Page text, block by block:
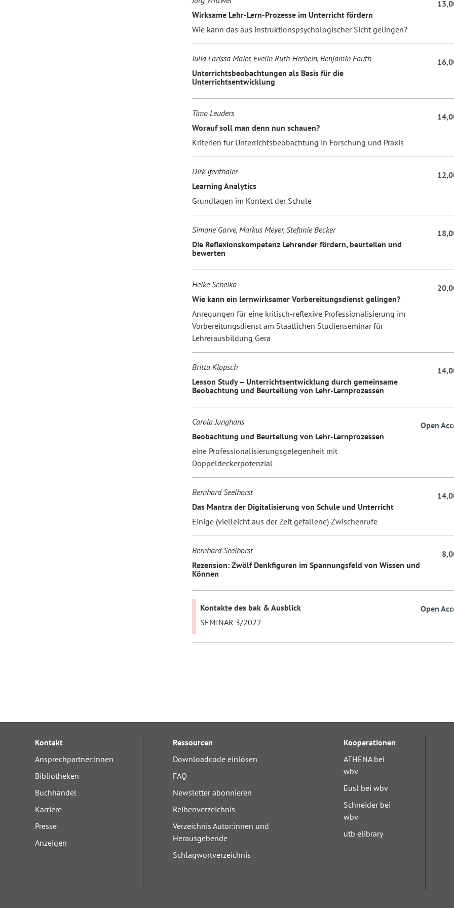
Wirksame Lehr-Lern-Prozesse im Unterricht fördern
Wie kann das aus instruktionspsychologischer Sicht gelingen?
Julia Larissa Maier, Evelin Ruth-Herbein, Benjamin Fauth
Unterrichtsbeobachtungen als Basis für die
Unterrichtsentwicklung
Timo Leuders
Worauf soll man denn nun schauen?
Kriterien für Unterrichtsbeobachtung in Forschung und Praxis
Dirk Ifenthaler
Learning Analytics
Grundlagen im Kontext der Schule
Simone Garve, Markus Meyer, Stefanie Becker
Die Reflexionskompetenz Lehrender fördern, beurteilen und
bewerten
Heike Scheika
Wie kann ein lernwirksamer Vorbereitungsdienst gelingen?
Anregungen für eine kritisch-reflexive Professionalisierung im
Vorbereitungsdienst am Staatlichen Studienseminar für
Lehrerausbildung Gera
Britta Klopsch
Lesson Study – Unterrichtsentwicklung durch gemeinsame
Beobachtung und Beurteilung von Lehr-Lernprozessen
Carola Junghans
Beobachtung und Beurteilung von Lehr-Lernprozessen
eine Professionalisierungsgelegenheit mit
Doppeldeckerpotenzial
Open
Bernhard Seelhorst
Das Mantra der Digitalisierung von Schule und Unterricht
Einige (vielleicht aus der Zeit gefallene) Zwischenrufe
Bernhard Seelhorst
Rezension: Zwölf Denkfiguren im Spannungsfeld von Wissen und
Können
Kontakte des bak & Ausblick
SEMINAR 3/2022
Open
Kontakt
Ansprechpartner:innen
Bibliotheken
Buchhandel
Karriere
Presse
Anzeigen
Ressourcen
Downloadcode einlösen
FAQ
Newsletter abonnieren
Reihenverzeichnis
Verzeichnis Autor:innen und
Herausgebende
Schlagwortverzeichnis
Kooperationen
ATHENA bei
wbv
Eusl bei wbv
Schneider bei
wbv
utb elibrary